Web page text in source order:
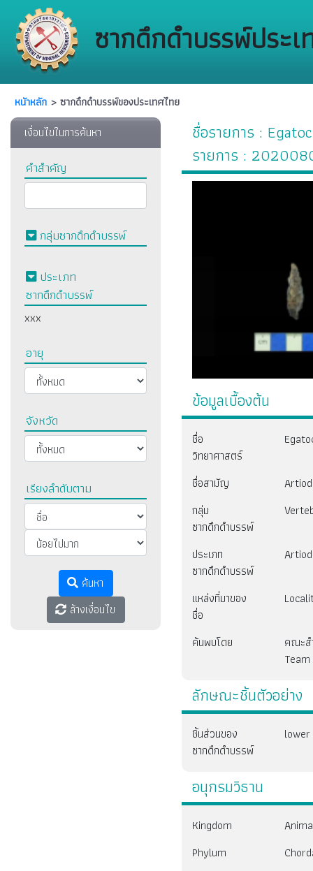
ซากดึกดำบรรพ์ประ
หนัาหลัก > ซากดึกดำบรรพ์ของประเทศไทย
เงื่อนไขในการค้นหา
คำสำคัญ
กลุ่มซากดึกดำบรรพ์
ประเภท
ซากดึกดำบรรพ์
xxx
อายุ
จังหวัด
เรียงลำดับตาม
ค้นหา
ล้างเงื่อนไข
ชื่อรายการ :
รายการ :
ข้อมูลเบื้องต้น
ชื่อ
วิทยาศาสตร์
ชื่อสามัญ
กลุ่ม
ซากดึกดำบรรพ์
ประเภท
ซากดึกดำบรรพ์
แหล่งที่มาของ
ชื่อ
ค้นพบโดย
คณะส
Team
ลักษณะชิ้นตัวอย่าง
ชิ้นส่วนของ
ซากดึกดำบรรพ์
อนุกรมวิธาน
Kingdom
Phylum